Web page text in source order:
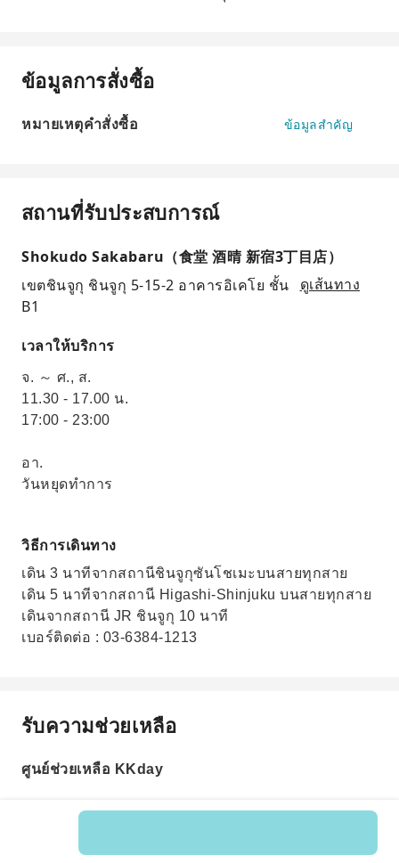
ข้อมูลการสั่งซื้อ
หมายเหตุคำสั่งซื้อ ข้อมูลสำคัญ
สถานที่รับประสบการณ์
Shokudo Sakabaru（食堂 酒晴 新宿3丁目店）
เขตชินจูกุ ชินจูกุ 5-15-2 อาคารอิเคโย ชั้น
B1
ดูเส้นทาง
เวลาให้บริการ
จ. ～ ศ., ส.
11.30 - 17.00 น.
17:00 - 23:00
อา.
วันหยุดทำการ
วิธีการเดินทาง
เดิน 3 นาทีจากสถานีชินจูกุซันโชเมะบนสายทุกสาย
เดิน 5 นาทีจากสถานี Higashi-Shinjuku บนสายทุกสาย
เดินจากสถานี JR ชินจูกุ 10 นาที
เบอร์ติดต่อ : 03-6384-1213
รับความช่วยเหลือ
ศูนย์ช่วยเหลือ KKday
รหัสสินค้า: 203917